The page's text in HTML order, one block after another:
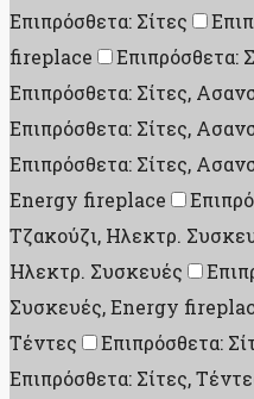
Επιπρόσθετα: Σίτες
fireplace
Επιπρόσθετα:
Επιπρόσθετα: Σίτες,
Επιπρόσθετα: Σίτες,
Επιπρόσθετα: Σίτες,
Energy fireplace
Τζακούζι, Ηλεκτρ.
Ηλεκτρ. Συσκευές
Συσκευές, Energy
Τέντες
Επιπρόσθετα:
Επιπρόσθετα: Σίτες,